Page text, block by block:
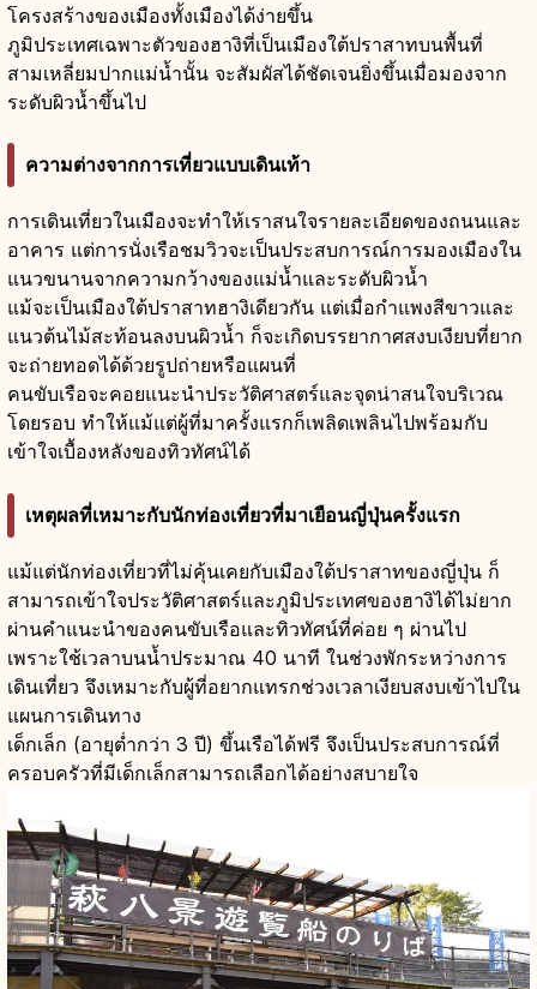
โครงสร้างของเมืองทั้งเมืองได้ง่ายขึ้น
ภูมิประเทศเฉพาะตัวของฮางิที่เป็นเมืองใต้ปราสาทบนพื้นที่
สามเหลี่ยมปากแม่น้ำนั้น จะสัมผัสได้ชัดเจนยิ่งขึ้นเมื่อมองจาก
ระดับผิวน้ำขึ้นไป
ความต่างจากการเที่ยวแบบเดินเท้า
การเดินเที่ยวในเมืองจะทำให้เราสนใจรายละเอียดของถนนและ
อาคาร แต่การนั่งเรือชมวิวจะเป็นประสบการณ์การมองเมืองใน
แนวขนานจากความกว้างของแม่น้ำและระดับผิวน้ำ
แม้จะเป็นเมืองใต้ปราสาทฮางิเดียวกัน แต่เมื่อกำแพงสีขาวและ
แนวต้นไม้สะท้อนลงบนผิวน้ำ ก็จะเกิดบรรยากาศสงบเงียบที่ยาก
จะถ่ายทอดได้ด้วยรูปถ่ายหรือแผนที่
คนขับเรือจะคอยแนะนำประวัติศาสตร์และจุดน่าสนใจบริเวณ
โดยรอบ ทำให้แม้แต่ผู้ที่มาครั้งแรกก็เพลิดเพลินไปพร้อมกับ
เข้าใจเบื้องหลังของทิวทัศน์ได้
เหตุผลที่เหมาะกับนักท่องเที่ยวที่มาเยือนญี่ปุ่นครั้งแรก
แม้แต่นักท่องเที่ยวที่ไม่คุ้นเคยกับเมืองใต้ปราสาทของญี่ปุ่น ก็
สามารถเข้าใจประวัติศาสตร์และภูมิประเทศของฮางิได้ไม่ยาก
ผ่านคำแนะนำของคนขับเรือและทิวทัศน์ที่ค่อย ๆ ผ่านไป
เพราะใช้เวลาบนน้ำประมาณ 40 นาที ในช่วงพักระหว่างการ
เดินเที่ยว จึงเหมาะกับผู้ที่อยากแทรกช่วงเวลาเงียบสงบเข้าไปใน
แผนการเดินทาง
เด็กเล็ก (อายุต่ำกว่า 3 ปี) ขึ้นเรือได้ฟรี จึงเป็นประสบการณ์ที่
ครอบครัวที่มีเด็กเล็กสามารถเลือกได้อย่างสบายใจ